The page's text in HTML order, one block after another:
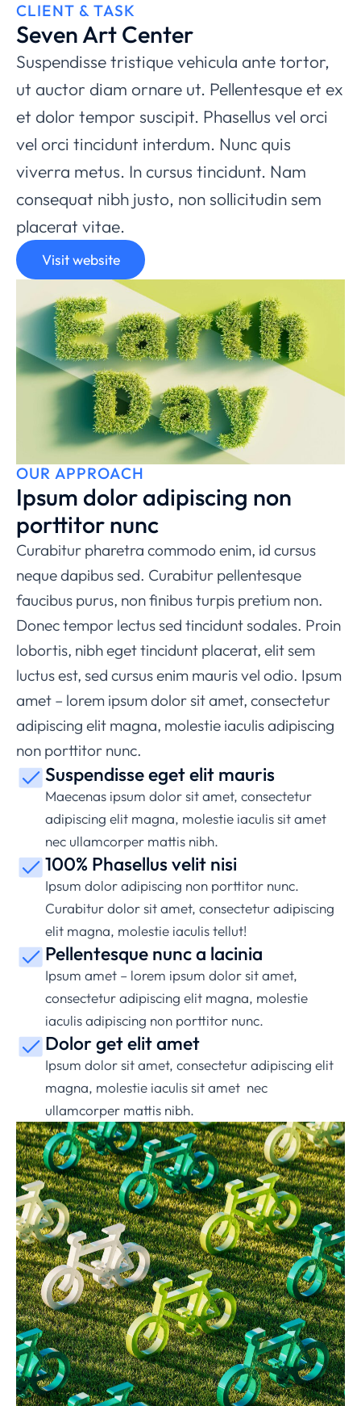
CLIENT & TASK
Seven Art Center
Suspendisse tristique vehicula ante tortor,
ut auctor diam ornare ut. Pellentesque et ex
et dolor tempor suscipit. Phasellus vel orci
vel orci tincidunt interdum. Nunc quis
viverra metus. In cursus tincidunt. Nam
consequat nibh justo, non sollicitudin sem
placerat vitae.
Visit website
OUR APPROACH
Ipsum dolor adipiscing non
porttitor nunc
Curabitur pharetra commodo enim, id cursus
neque dapibus sed. Curabitur pellentesque
faucibus purus, non finibus turpis pretium non.
Donec tempor lectus sed tincidunt sodales. Proin
lobortis, nibh eget tincidunt placerat, elit sem
luctus est, sed cursus enim mauris vel odio. Ipsum
amet – lorem ipsum dolor sit amet, consectetur
adipiscing elit magna, molestie iaculis adipiscing
non porttitor nunc.
Suspendisse eget elit mauris
Maecenas ipsum dolor sit amet, consectetur
adipiscing elit magna, molestie iaculis sit amet
nec ullamcorper mattis nibh.
100% Phasellus velit nisi
Ipsum dolor adipiscing non porttitor nunc.
Curabitur dolor sit amet, consectetur adipiscing
elit magna, molestie iaculis tellut!
Pellentesque nunc a lacinia
Ipsum amet – lorem ipsum dolor sit amet,
consectetur adipiscing elit magna, molestie
iaculis adipiscing non porttitor nunc.
Dolor get elit amet
Ipsum dolor sit amet, consectetur adipiscing elit
magna, molestie iaculis sit amet nec
ullamcorper mattis nibh.